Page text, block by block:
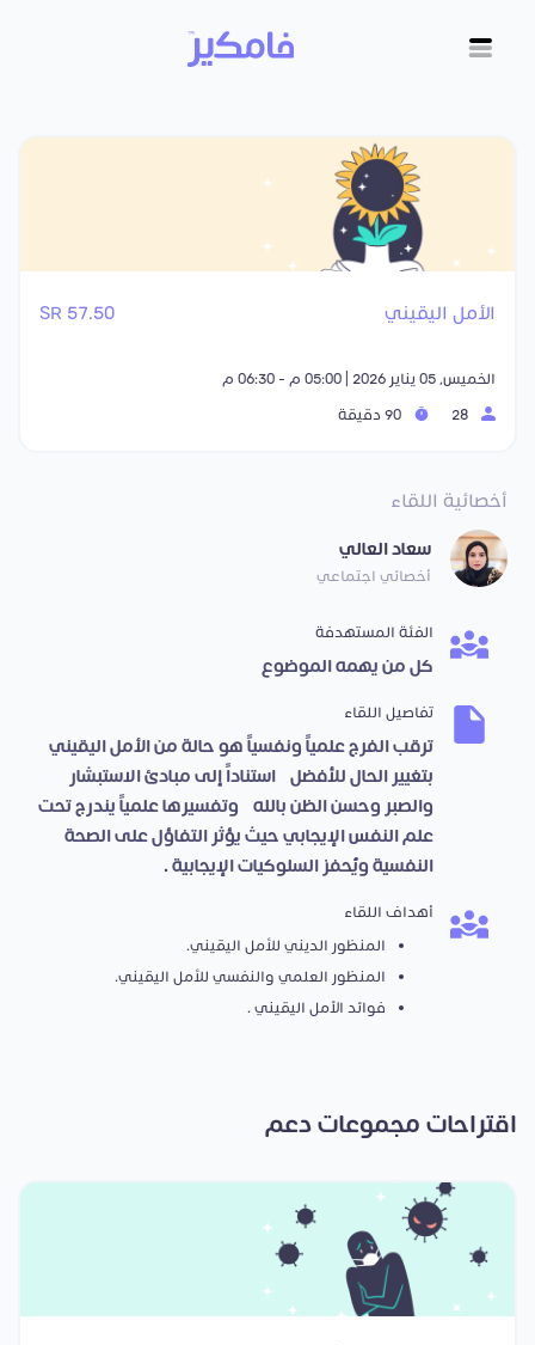
الأمل اليقيني 57.50 SR
الخميس, 05 يناير 2026 | 05:00 م - 06:30 م
أخصائية اللقاء
سعاد العالي
أخصائي اجتماعي
الفئة المستهدفة
كل من يهمه الموضوع
تفاصيل اللقاء
ترقب الفرج علمياً ونفسياً هو حالة من الأمل اليقيني
بتغيير الحال للأفضل، استناداً إلى مبادئ الاستبشار
والصبر وحسن الظن بالله، وتفسيرها علمياً يندرج تحت
علم النفس الإيجابي حيث يؤثر التفاؤل على الصحة
النفسية ويُحفز السلوكيات الإيجابية .
أهداف اللقاء
المنظور الديني للأمل اليقيني.
المنظور العلمي والنفسي للأمل اليقيني.
فوائد الأمل اليقيني .
اقتراحات مجموعات دعم